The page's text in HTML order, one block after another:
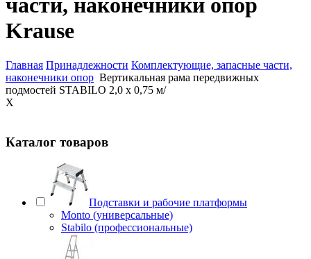
части, наконечники опор
Krause
Главная Принадлежности Комплектующие, запасные части,
наконечники опор Вертикальная рама передвижных
подмостей STABILO 2,0 х 0,75 м/
X
Каталог товаров
Подставки и рабочие платформы
Monto (универсальные)
Stabilo (профессиональные)